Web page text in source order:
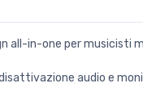
all-in-one per musicisti
audio e